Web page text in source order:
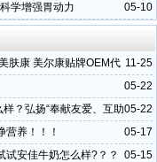
05-10
学增强胃动力
11-25
肤康 美尔康贴牌OEM代
05-22
05-22
？弘扬“奉献友爱、互助
05-17
营养！！！
05-15
试安佳牛奶怎么样?？？